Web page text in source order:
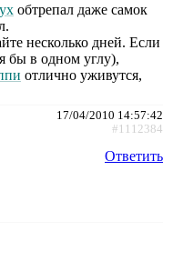
обтрепал даже самок
несколько дней. Если
бы в одном углу),
отлично уживутся,
17/04/2010 14:57:42
#1112384
Ответить